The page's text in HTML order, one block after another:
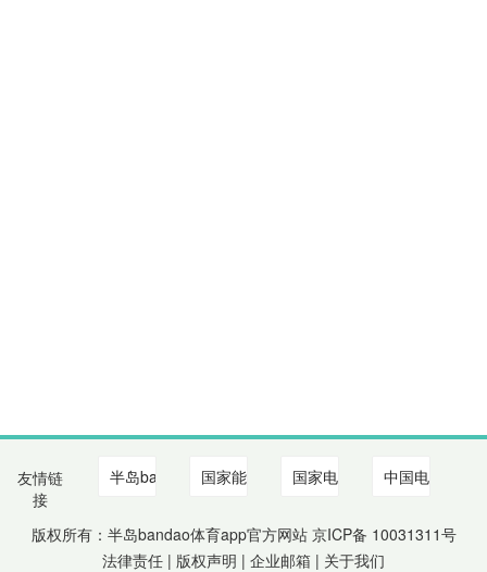
友情链
接
版权所有：半岛bandao体育app官方网站 京ICP备 10031311号
法律责任 | 版权声明 | 企业邮箱 | 关于我们